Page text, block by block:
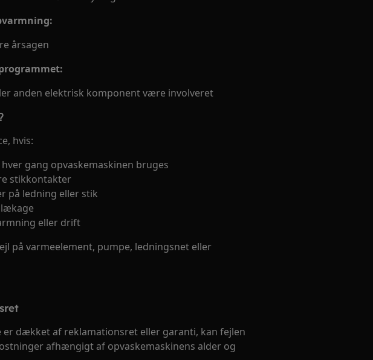
årsagen
anden elektrisk komponent være involveret
hvis:
gang opvaskemaskinen bruges
stikkontakter
på ledning eller stik
eller drift
på varmeelement, pumpe, ledningsnet eller
er dækket af reklamationsret eller garanti, kan fejlen
afhængigt af opvaskemaskinens alder og